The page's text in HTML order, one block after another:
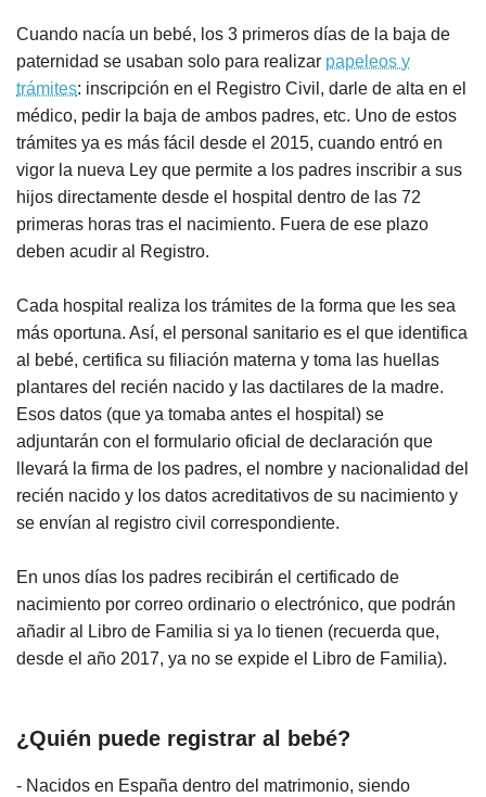
Cuando nacía un bebé, los 3 primeros días de la baja de
paternidad se usaban solo para realizar papeleos y
trámites: inscripción en el Registro Civil, darle de alta en el
médico, pedir la baja de ambos padres, etc. Uno de estos
trámites ya es más fácil desde el 2015, cuando entró en
vigor la nueva Ley que permite a los padres inscribir a sus
hijos directamente desde el hospital dentro de las 72
primeras horas tras el nacimiento. Fuera de ese plazo
deben acudir al Registro.
Cada hospital realiza los trámites de la forma que les sea
más oportuna. Así, el personal sanitario es el que identifica
al bebé, certifica su filiación materna y toma las huellas
plantares del recién nacido y las dactilares de la madre.
Esos datos (que ya tomaba antes el hospital) se
adjuntarán con el formulario oficial de declaración que
llevará la firma de los padres, el nombre y nacionalidad del
recién nacido y los datos acreditativos de su nacimiento y
se envían al registro civil correspondiente.
En unos días los padres recibirán el certificado de
nacimiento por correo ordinario o electrónico, que podrán
añadir al Libro de Familia si ya lo tienen (recuerda que,
desde el año 2017, ya no se expide el Libro de Familia).
¿Quién puede registrar al bebé?
- Nacidos en España dentro del matrimonio, siendo